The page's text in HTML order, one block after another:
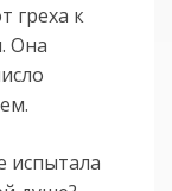
греха к
Она
испытала